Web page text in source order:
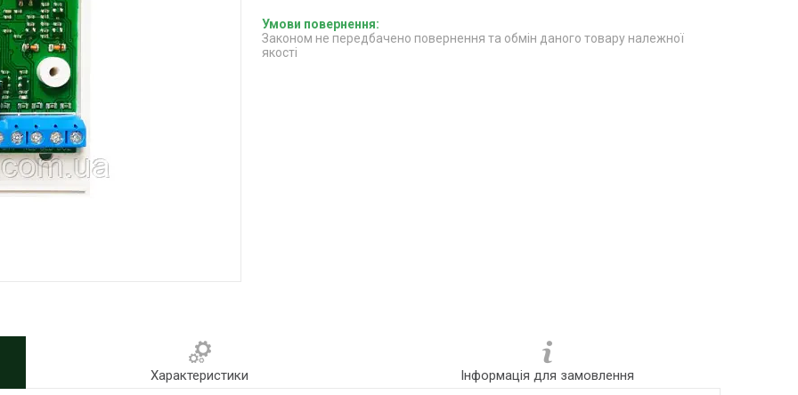
Законом не передбачено повернення та обмін даного товару належної
якості
Характеристики Інформація для замовлення